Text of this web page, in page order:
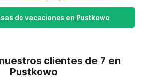
de vacaciones en Pustkowo
clientes de 7 en
Pustkowo